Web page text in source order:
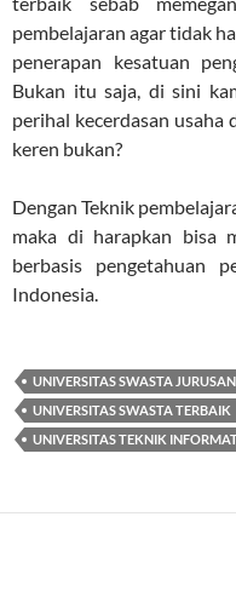
pembelajaran agar tidak
penerapan kesatuan
Bukan itu saja, di sini
perihal kecerdasan usaha
keren bukan?
Dengan Teknik
maka di harapkan bisa
berbasis pengetahuan
Indonesia.
UNIVERSITAS SWASTA
UNIVERSITAS SWASTA TERBAIK
UNIVERSITAS TEKNIK